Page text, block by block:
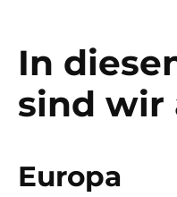
In
sind wir
Europa